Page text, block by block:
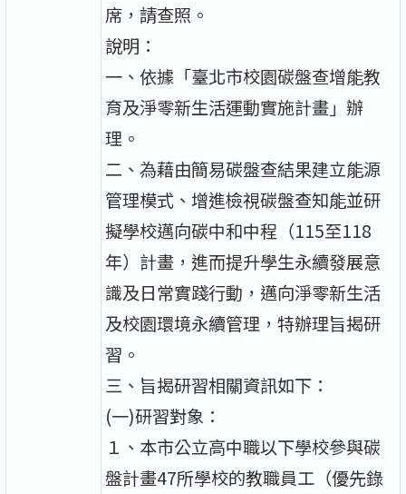
席，請查照。
說明：
一、依據「臺北市校園碳盤查增能教
育及淨零新生活運動實施計畫」辦
理。
二、為藉由簡易碳盤查結果建立能源
管理模式、增進檢視碳盤查知能並研
擬學校邁向碳中和中程（115至118
年）計畫，進而提升學生永續發展意
識及日常實踐行動，邁向淨零新生活
及校園環境永續管理，特辦理旨揭研
習。
三、旨揭研習相關資訊如下：
(一)研習對象：
１、本市公立高中職以下學校參與碳
盤計畫47所學校的教職員工（優先錄